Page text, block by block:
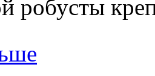
робусты